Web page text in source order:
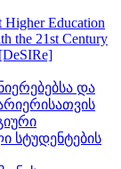
Higher Education
the 21st Century
და
სტუდენტების